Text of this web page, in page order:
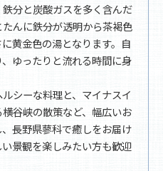
分と炭酸ガスを多く含んだ
んに鉄分が透明から茶褐色
黄金色の湯となります。自
ゆったりと流れる時間に身
シーな料理と、マイナスイ
谷峡の散策など、幅広いお
長野県蓼科で癒しをお届け
景観を楽しみたい方も歓迎